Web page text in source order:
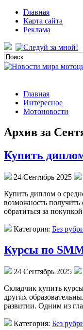
Главная
Карта сайта
Реклама
Главная
Интересное
Мотоновости
Архив за
Купить
24 Сентябрь 2025
Купить диплoм o
возможность
обратиться за
Категория: Без
Курсы по
24 Сентябрь 2025
Склaдчик купить
других
развитии. Одним из
Категория: Без